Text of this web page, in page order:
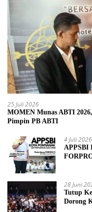
25 Juli 2026
MOMEN Munas ABTI
Pimpin PB ABTI
4 Juli 2026
APPSBI
28 Juni
Tutup
Dorong